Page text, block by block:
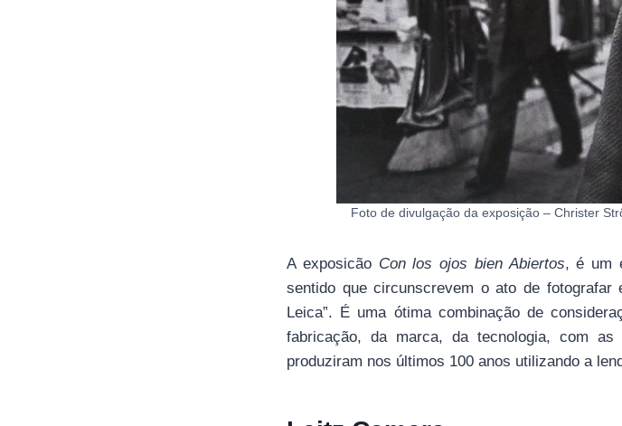
Foto de divulgação da exposição – Christer
A exposicão Con los ojos bien Abiertos, é um
sentido que circunscrevem o ato de fotografar
Leica”. É uma ótima combinação de
fabricação, da marca, da tecnologia, com
produziram nos últimos 100 anos utilizando a